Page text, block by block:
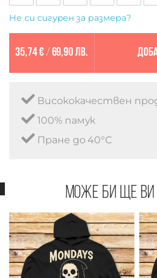
Не си сигурен за размера?
35,74 €/ 69,90 лв.
Висококачествен
100% памук
Пране до 40°C
Може би ще ви